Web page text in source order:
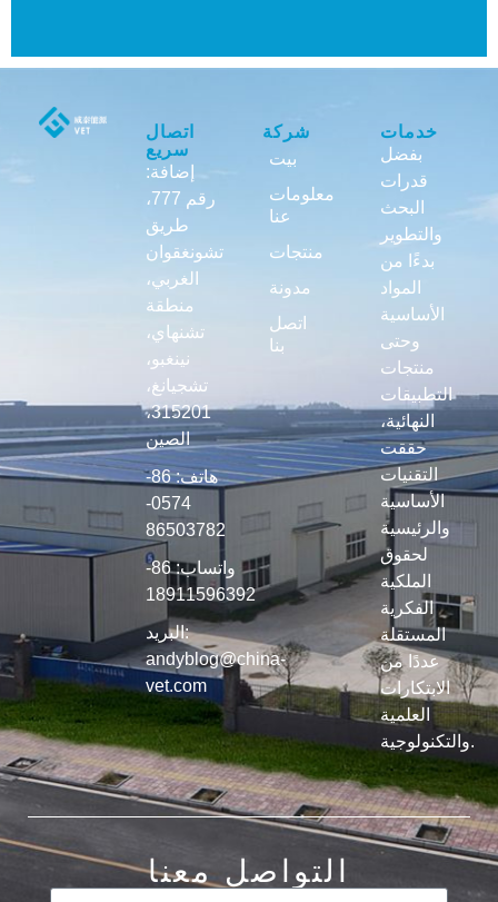
اتصال
سريع
إضافة:
رقم 777،
طريق
تشونغقوان
الغربي،
منطقة
تشنهاي،
نينغبو،
تشجيانغ،
315201،
الصين
هاتف: 86-
0574-
واتساب: 86-
18911596392
البريد:
andyblog@china-
vet.com
شركة
بيت
معلومات
عنا
منتجات
مدونة
اتصل
بنا
خدمات
بفضل
قدرات
البحث
والتطوير
بدءًا من
المواد
الأساسية
وحتى
منتجات
التطبيقات
النهائية،
حققت
التقنيات
الأساسية
والرئيسية
لحقوق
الملكية
الفكرية
المستقلة
عددًا من
الابتكارات
العلمية
والتكنولوجية.
التواصل معنا